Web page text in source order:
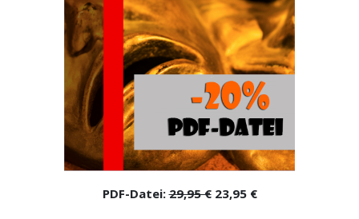
PDF-Datei:29,95 €23,95 €